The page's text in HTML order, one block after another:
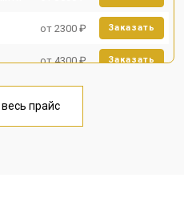
от 2300 ₽ Заказать
от 4300 ₽ Заказать
от 3100 ₽
прайс